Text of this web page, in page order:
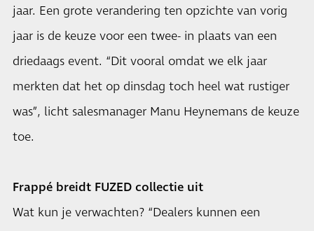
jaar. Een grote verandering ten opzichte van vorig
jaar is de keuze voor een twee- in plaats van een
driedaags event. “Dit vooral omdat we elk jaar
merkten dat het op dinsdag toch heel wat rustiger
was”, licht salesmanager Manu Heynemans de keuze
toe.
Frappé breidt FUZED collectie uit
Wat kun je verwachten? “Dealers kunnen een